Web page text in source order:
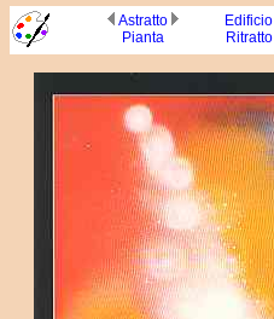
Astratto Edificio
Pianta
Ritratto